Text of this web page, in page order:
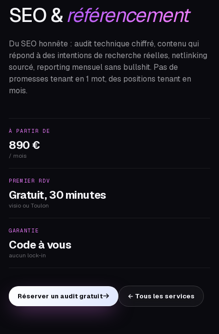
SEO &référencement
Du SEO honnête : audit technique chiffré, contenu qui
répond à des intentions de recherche réelles, netlinking
sourcé, reporting mensuel sans bullshit. Pas de
promesses tenant en 1 mot, des positions tenant en
mois.
À PARTIR DE
890 €
/ mois
PREMIER RDV
Gratuit, 30 minutes
visio ou Toulon
GARANTIE
Code à vous
aucun lock-in
Réserver un audit gratuit ← Tous les services